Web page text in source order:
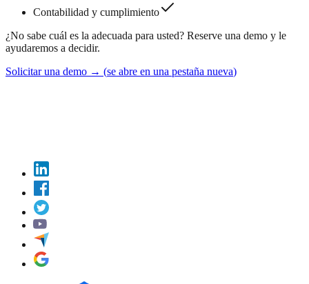
Contabilidad y cumplimiento
¿No sabe cuál es la adecuada para usted? Reserve una demo y le
ayudaremos a decidir.
Solicitar una demo → (se abre en una pestaña nueva)